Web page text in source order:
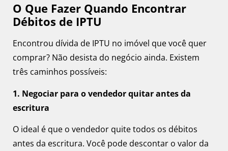
O Que Fazer Quando Encontrar
Débitos de IPTU
Encontrou dívida de IPTU no imóvel que você quer
comprar? Não desista do negócio ainda. Existem
três caminhos possíveis:
1. Negociar para o vendedor quitar antes da
escritura
O ideal é que o vendedor quite todos os débitos
antes da escritura. Você pode descontar o valor da